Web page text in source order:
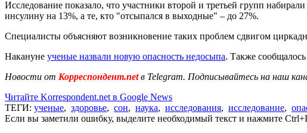
Исследование показало, что участники второй и третьей групп
инсулину на 13%, а те, кто "отсыпался в выходные" – до 27%.
Специалисты объясняют возникновение таких проблем сдвигом
Накануне ученые назвали новую опасность недосыпа. Также
Новости от Корреспондент.netв Telegram. Подписывайтесь на наш
Читайте Korrespondent.net в Google News
ТЕГИ: ученые, здоровье, сон, наука, исследования, исследование,
Если вы заметили ошибку, выделите необходимый текст и нажмите